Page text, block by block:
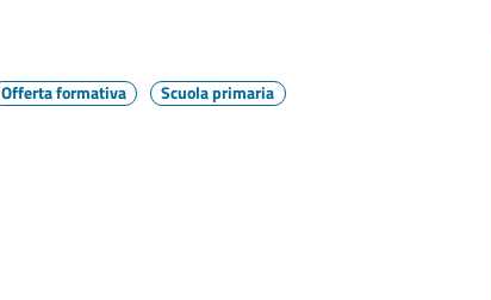
Offerta formativa Scuola primaria